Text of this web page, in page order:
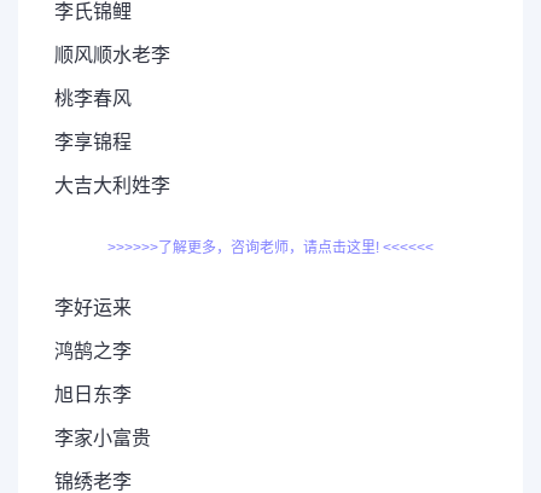
李氏锦鲤
顺风顺水老李
桃李春风
李享锦程
大吉大利姓李
>>>>>>了解更多，咨询老师，请点击这里! <<<<<<
李好运来
鸿鹄之李
旭日东李
李家小富贵
锦绣老李